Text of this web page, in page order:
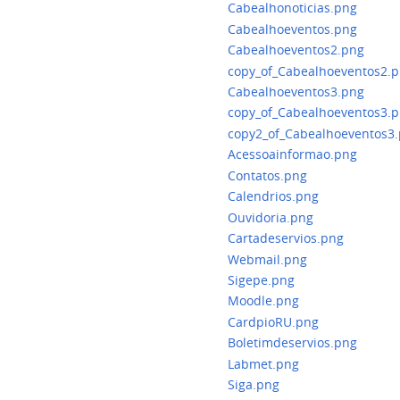
Cabealhonoticias.png
Cabealhoeventos.png
Cabealhoeventos2.png
Cabealhoeventos3.png
Acessoainformao.png
Contatos.png
Calendrios.png
Ouvidoria.png
Cartadeservios.png
Webmail.png
Sigepe.png
Moodle.png
CardpioRU.png
Boletimdeservios.png
Labmet.png
Siga.png